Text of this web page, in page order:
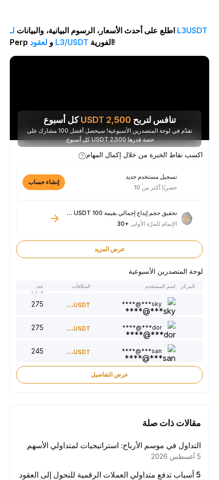
اطلع على أحدث الأسعار، الرسوم البيانية، والبياناتلـ L3USDT
Perp ولعقود L3/USDT
تنافس لتربح 2,500
USDTكل أسبوع
تقدّم في لوحة المتصدرين الأسبوعية! سيحصل أفضل 100 مشارك على
حصة قدرها 2,500 USDT كل أسبوع.
اكسب نقاط الخبرة من خلال إكمال المهام
تسجيل مستخدم جديد
حصريًا أكثر من 10
إنشاء حساب
تحقيق حجم إيداع إجمالي بقيمة 100 USDT فأكثر
الإتمام للمرّة الأولى+30
عرض المزيد
لوحة المتصدرين الأسبوعية
المركز اسم المستخدم المكافآت
النقاط
sky***@****
300USDT
dor***@****
220USDT
san***@****
150USDT
عرض التفاصيل
مقالات ذات صلة
التداول في موسم الأرباح: استراتيجيات لمتداولي الأسهم
5 أسباب تدفع متداولي العملات الرقمية للتحول إلى العقود